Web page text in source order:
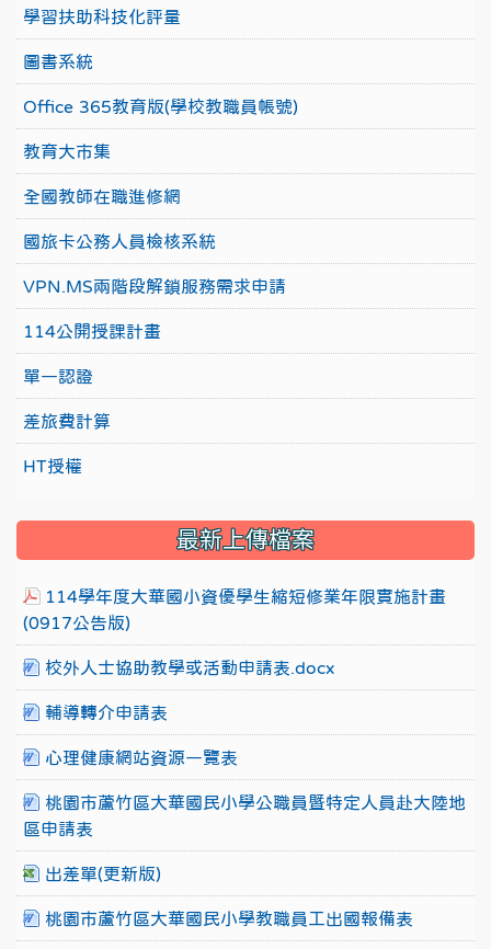
學習扶助科技化評量
圖書系統
Office 365教育版(學校教職員帳號)
教育大市集
全國教師在職進修網
國旅卡公務人員檢核系統
VPN.MS兩階段解鎖服務需求申請
114公開授課計畫
單一認證
差旅費計算
HT授權
最新上傳檔案
114學年度大華國小資優學生縮短修業年限實施計畫
(0917公告版)
校外人士協助教學或活動申請表.docx
輔導轉介申請表
心理健康網站資源一覽表
桃園市蘆竹區大華國民小學公職員暨特定人員赴大陸地
區申請表
出差單(更新版)
桃園市蘆竹區大華國民小學教職員工出國報備表